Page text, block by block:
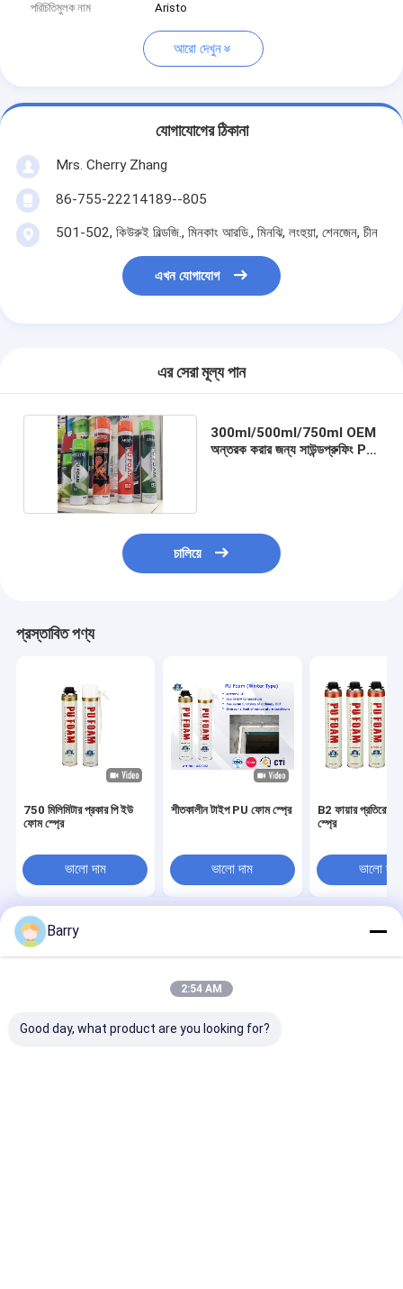
পরিচিতিমুলক নাম
Aristo
আরো দেখুন
যোগাযোগের ঠিকানা
Mrs. Cherry Zhang
86-755-22214189--805
501-502, কিউরুই বিল্ডজি., মিনকাং আরডি., মিনঝি, লংহুয়া, শেনজেন, চীন
এখন যোগাযোগ
এর সেরা মূল্য পান
300ml/500ml/750ml OEM
অন্তরক করার জন্য সাউন্ডপ্রুফিং PU
চালিয়ে
প্রস্তাবিত পণ্য
750 মিলিমিটার প্রকার পি ইউ
ফোম স্প্রে
ভালো দাম
শীতকালীন টাইপ PU ফোম স্প্রে
ভালো দাম
B2 ফায়ার
স্প্রে
ভালো দাম
সাইট ম্যাপ
গোপনীয়তা নীতি
চীন কারখানা.Copyright © 2026 Aristo Industries
Corporation Limited. All Rights Reserved.
Barry
2:54 AM
Good day, what product are you looking for?